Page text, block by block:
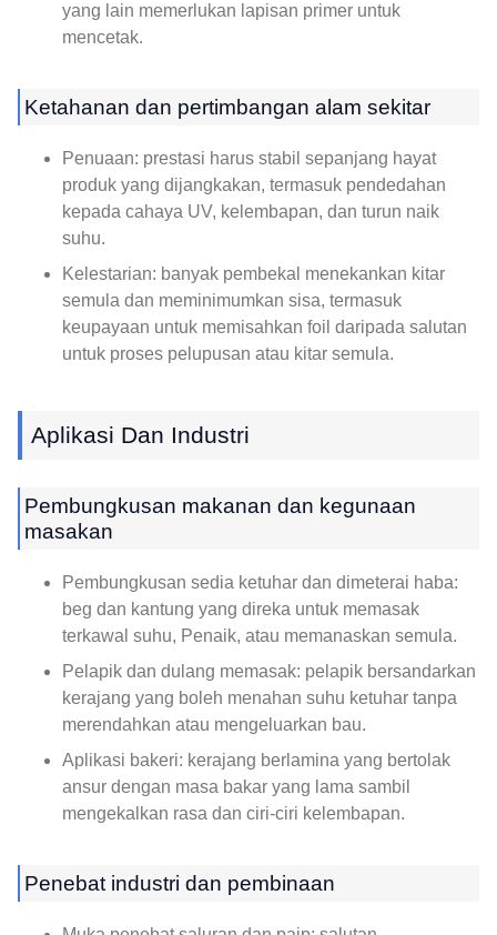
yang lain memerlukan lapisan primer untuk
mencetak.
Ketahanan dan pertimbangan alam sekitar
Penuaan: prestasi harus stabil sepanjang hayat
produk yang dijangkakan, termasuk pendedahan
kepada cahaya UV, kelembapan, dan turun naik
suhu.
Kelestarian: banyak pembekal menekankan kitar
semula dan meminimumkan sisa, termasuk
keupayaan untuk memisahkan foil daripada salutan
untuk proses pelupusan atau kitar semula.
Aplikasi Dan Industri
Pembungkusan makanan dan kegunaan
masakan
Pembungkusan sedia ketuhar dan dimeterai haba:
beg dan kantung yang direka untuk memasak
terkawal suhu, Penaik, atau memanaskan semula.
Pelapik dan dulang memasak: pelapik bersandarkan
kerajang yang boleh menahan suhu ketuhar tanpa
merendahkan atau mengeluarkan bau.
Aplikasi bakeri: kerajang berlamina yang bertolak
ansur dengan masa bakar yang lama sambil
mengekalkan rasa dan ciri-ciri kelembapan.
Penebat industri dan pembinaan